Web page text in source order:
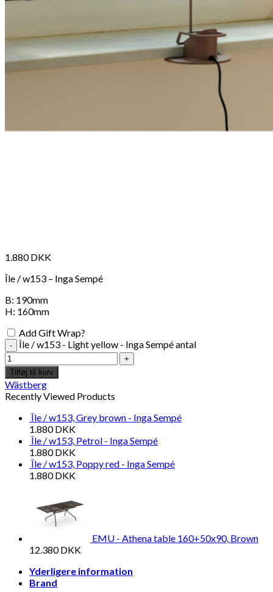
1.880DKK
Île / w153 – Inga Sempé
B: 190mm
H: 160mm
Add Gift Wrap?
Île / w153 - Light yellow - Inga Sempé antal
Tilføj til kurv
Wästberg
Recently Viewed Products
Île / w153, Grey brown - Inga Sempé
1.880DKK
Île / w153, Petrol - Inga Sempé
1.880DKK
Île / w153, Poppy red - Inga Sempé
1.880DKK
EMU - Athena table 160+50x90, Brown
12.380DKK
Yderligere information
Brand